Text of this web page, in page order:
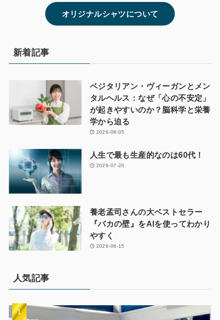
オリジナルシャツについて
新着記事
ベジタリアン・ヴィーガンとメン
タルヘルス：なぜ「心の不安定」
が起きやすいのか？脳科学と栄養
学から迫る
2026-08-05
人生で最も生産的なのは60代！
2026-07-20
養老孟司さんの大ベストセラー
『バカの壁』をAIを使ってわかり
やすく
2026-06-15
人気記事